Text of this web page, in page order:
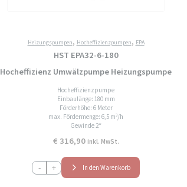
Heizungspumpen, Hocheffizienzpumpen, EPA
HST EPA32-6-180
Hocheffizienz Umwälzpumpe Heizungspumpe
Hocheffizienzpumpe
Einbaulänge: 180 mm
Förderhöhe: 6 Meter
max. Fördermenge: 6,5 m³/h
Gewinde 2“
€ 316,90 inkl. MwSt.
-
HST
EPA32-
+ In den Warenkorb